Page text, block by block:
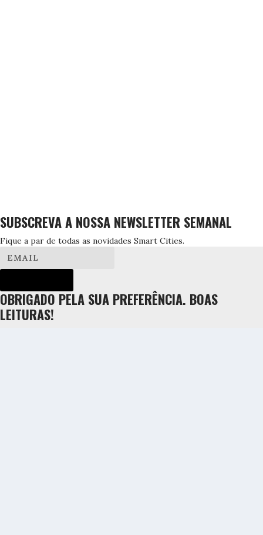
SUBSCREVA A NOSSA NEWSLETTER SEMANAL
Fique a par de todas as novidades Smart Cities.
OBRIGADO PELA SUA PREFERÊNCIA. BOAS
LEITURAS!